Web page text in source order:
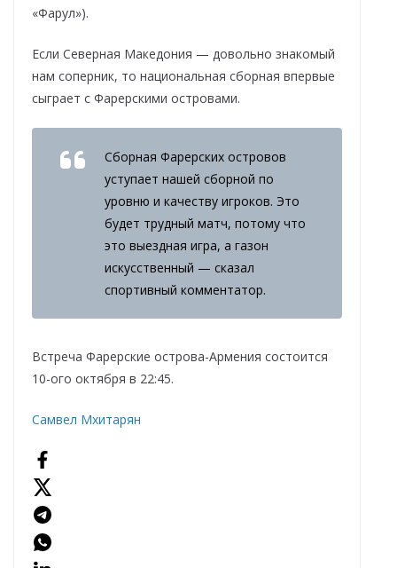
«Фарул»).
Если Северная Македония — довольно знакомый
нам соперник, то национальная сборная впервые
сыграет с Фарерскими островами.
Сборная Фарерских островов
уступает нашей сборной по
уровню и качеству игроков. Это
будет трудный матч, потому что
это выездная игра, а газон
искусственный — сказал
спортивный комментатор.
Встреча Фарерские острова-Армения состоится
10-ого октября в 22:45.
Самвел Мхитарян